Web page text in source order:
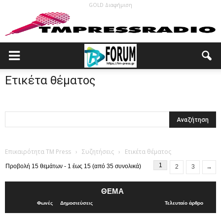
GOLD Διαφήμιση
Ετικέτα θέματος
Επικαιρότητα TM Press › Συζητήσεις › Ετικέτα θέματος
Προβολή 15 θεμάτων - 1 έως 15 (από 35 συνολικά) 1 2 3 →
ΘΈΜΑ
Φωνές Δημοσιεύσεις Τελευταίο άρθρο